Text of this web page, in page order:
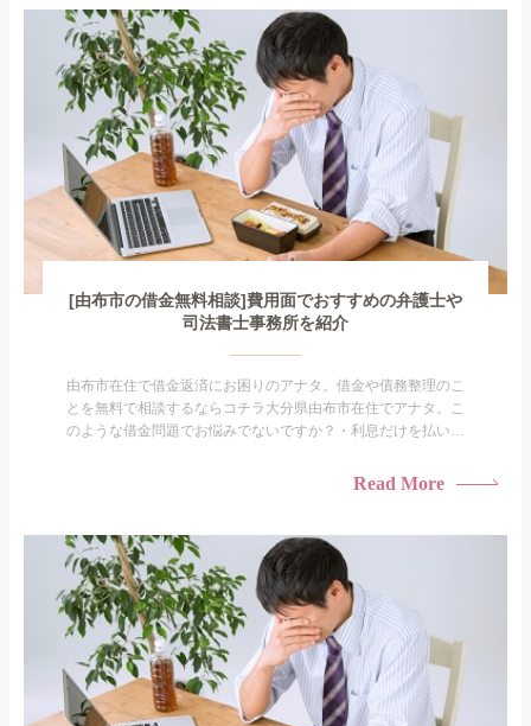
探すにも限界...
[由布市の借金無料相談]費用面でおすすめの弁護士や
司法書士事務所を紹介
由布市在住で借金返済にお困りのアナタ。借金や債務整理のこ
とを無料で相談するならコチラ大分県由布市在住でアナタ。こ
のような借金問題でお悩みでないですか？・利息だけを払い続
られたくない・借金の催促、取り立てで憂鬱になる。・闇金に
がありま...
Read More